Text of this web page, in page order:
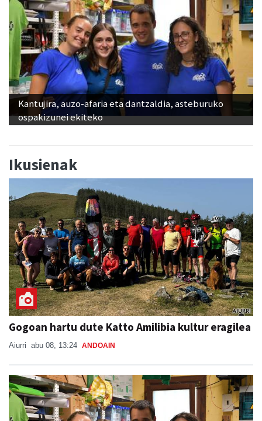
Kantujira, auzo-afaria eta dantzaldia, asteburuko
ospakizunei ekiteko
Ikusienak
Gogoan hartu dute Katto Amilibia kultur eragilea
Aiurri abu 08, 13:24 ANDOAIN